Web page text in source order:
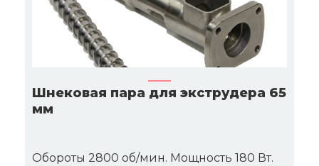
Шнековая пара для экструдера 65
мм
Обороты 2800 об/мин. Мощность 180 Вт.